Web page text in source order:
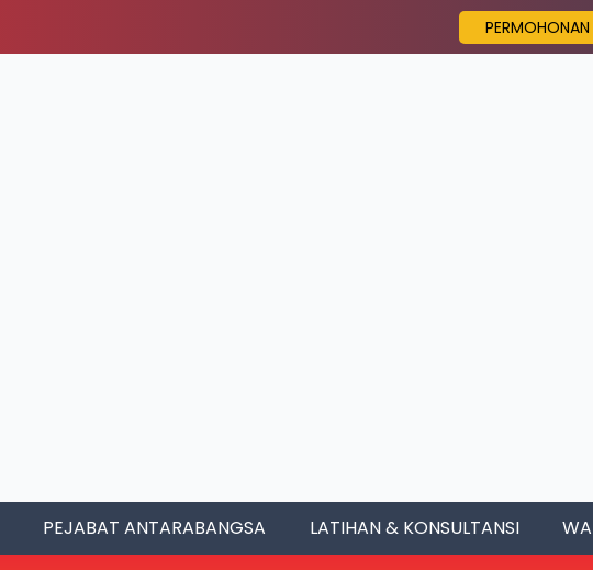
PERMOHONAN
PEJABAT ANTARABANGSA LATIHAN & KONSULTANSI